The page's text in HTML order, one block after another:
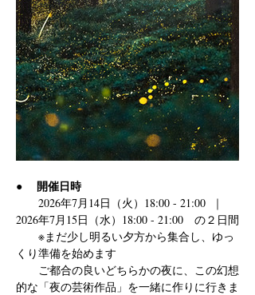
● 開催日時
2026年7月14日（火）18:00 - 21:00  ｜
2026年7月15日（水）18:00 - 21:00　の２日間
※まだ少し明るい夕方から集合し、ゆっ
くり準備を始めます
ご都合の良いどちらかの夜に、この幻想
的な「夜の芸術作品」を一緒に作りに行きま